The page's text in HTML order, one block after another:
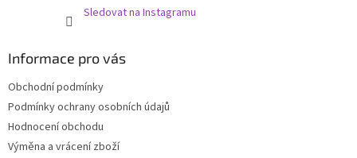
Sledovat na Instagramu
Informace pro vás
Obchodní podmínky
Podmínky ochrany osobních údajů
Hodnocení obchodu
Výměna a vrácení zboží